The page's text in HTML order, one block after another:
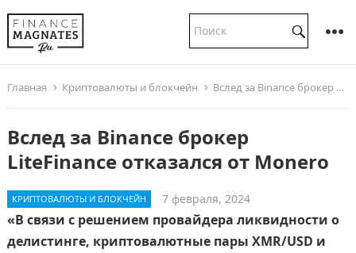
Главная Криптовалюты и блокчейн Вслед за Binance брокер LiteFinance отказался от Monero
Вслед за Binance брокер
LiteFinance отказался от Monero
КРИПТОВАЛЮТЫ И БЛОКЧЕЙН 7 февраля, 2024
«В связи с решением провайдера ликвидности о
делистинге, криптовалютные пары XMR/USD и